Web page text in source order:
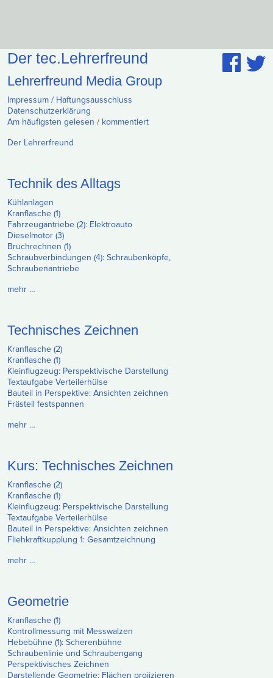
Der tec.Lehrerfreund
Lehrerfreund Media Group
Impressum / Haftungsausschluss
Datenschutzerklärung
Am häufigsten gelesen / kommentiert
Der Lehrerfreund
Technik des Alltags
Kühlanlagen
Kranflasche (1)
Fahrzeugantriebe (2): Elektroauto
Dieselmotor (3)
Bruchrechnen (1)
Schraubverbindungen (4): Schraubenköpfe,
Schraubenantriebe
mehr …
Technisches Zeichnen
Kranflasche (2)
Kranflasche (1)
Kleinflugzeug: Perspektivische Darstellung
Textaufgabe Verteilerhülse
Bauteil in Perspektive: Ansichten zeichnen
Frästeil festspannen
mehr …
Kurs: Technisches Zeichnen
Kranflasche (2)
Kranflasche (1)
Kleinflugzeug: Perspektivische Darstellung
Textaufgabe Verteilerhülse
Bauteil in Perspektive: Ansichten zeichnen
Fliehkraftkupplung 1: Gesamtzeichnung
mehr …
Geometrie
Kranflasche (1)
Kontrollmessung mit Messwalzen
Hebebühne (1): Scherenbühne
Schraubenlinie und Schraubengang
Perspektivisches Zeichnen
Darstellende Geometrie: Flächen projizieren